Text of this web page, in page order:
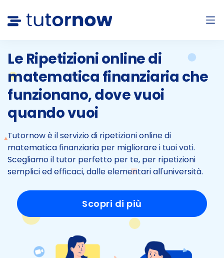
Le Ripetizioni online di
matematica finanziaria che
funzionano, dove vuoi
quando vuoi
Tutornow è il servizio di ripetizioni online di
matematica finanziaria per migliorare i tuoi voti.
Scegliamo il tutor perfetto per te, per ripetizioni
semplicied efficaci, dalle elementari all'università.
Scopri di più